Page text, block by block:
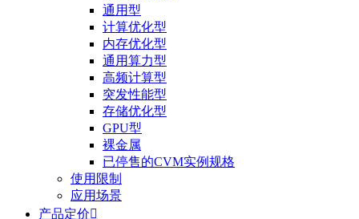
通用型
计算优化型
内存优化型
通用算力型
高频计算型
突发性能型
存储优化型
GPU型
裸金属
已停售的CVM实例规格
使用限制
应用场景
产品定价